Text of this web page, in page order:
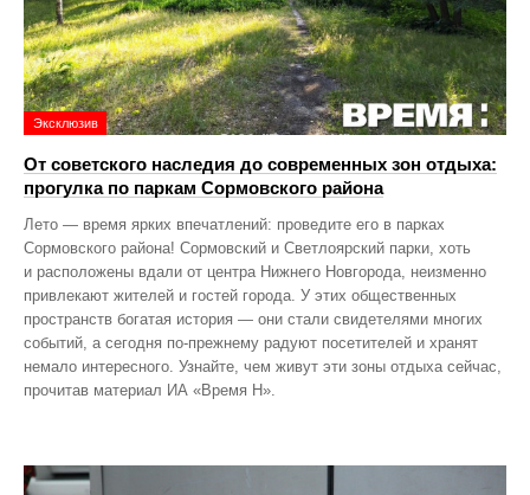
Эксклюзив
От советского наследия до современных зон отдыха:
прогулка по паркам Сормовского района
Лето — время ярких впечатлений: проведите его в парках
Сормовского района! Сормовский и Светлоярский парки, хоть
и расположены вдали от центра Нижнего Новгорода, неизменно
привлекают жителей и гостей города. У этих общественных
пространств богатая история — они стали свидетелями многих
событий, а сегодня по‑прежнему радуют посетителей и хранят
немало интересного. Узнайте, чем живут эти зоны отдыха сейчас,
прочитав материал ИА «Время Н».